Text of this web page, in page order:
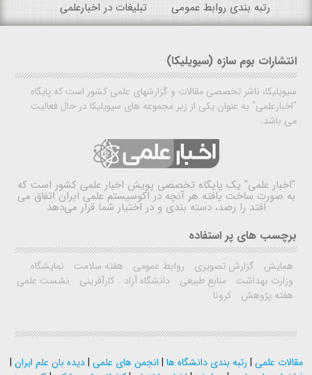
رتبه بندی روابط عمومی تبلیغات در اخبارعلمی
انتشارات بوم سازه (سیویلیکا)
سیویلیکا، ناشر تخصصی مقالات و گزارشهای علمی کشور است که پایگاه
"اخبارعلمی" به عنوان یکی از زیر مجموعه های سیویلیکا در حال فعالیت
می باشد.
"اخبار علمی" یک پایگاه تخصصی پویش اخبار علمی کشور است که
به صورت ساخت یافته هر آنچه در اکوسیستم علمی ایران اتفاق می
افتد را رصد، دسته بندی و در اختیار شما قرار می‌دهد
برچسب های پر استفاده
همایش گزارش تصویری روابط عمومی هفته سلامت
نمایشگاه
وزارت بهداشت
منابع طبیعی دانشگاه آزاد کارآفرینی
نشست علمی
هفته پژوهش
کرونا
مقالات علمی | رتبه بندی دانشگاه ها | انجمن های علمی |دیده بان علم ایران |